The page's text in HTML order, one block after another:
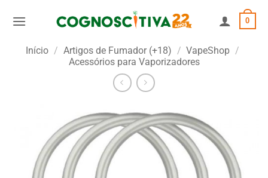
0
Início / Artigos de Fumador (+18) / VapeShop /
Acessórios para Vaporizadores